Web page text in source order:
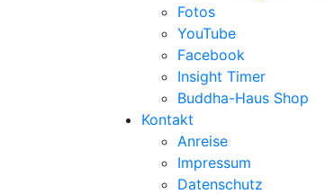
Fotos
YouTube
Facebook
Insight Timer
Buddha-Haus Shop
Kontakt
Anreise
Impressum
Datenschutz